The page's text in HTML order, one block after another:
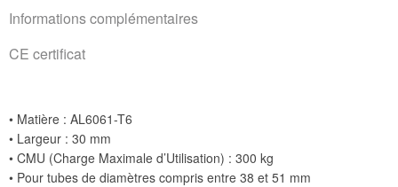
Informations complémentaires
CE certificat
• Matière : AL6061-T6
• Largeur : 30 mm
• CMU (Charge Maximale d’Utilisation) : 300 kg
• Pour tubes de diamètres compris entre 38 et 51 mm